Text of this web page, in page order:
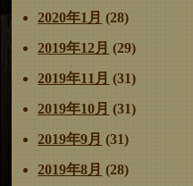
2020年1月 (28)
2019年12月 (29)
2019年11月 (31)
2019年10月 (31)
2019年9月 (31)
2019年8月 (28)